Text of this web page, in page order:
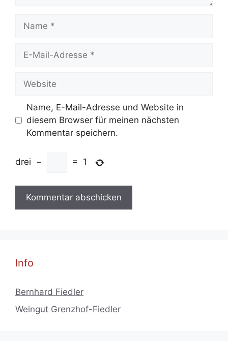
Name
Website
Name, E-Mail-Adresse und Website in
diesem Browser für meinen nächsten
Kommentar speichern.
drei − = 1
Info
Bernhard Fiedler
Weingut Grenzhof-Fiedler